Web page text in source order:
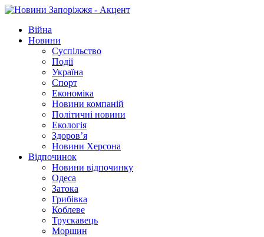
Війна
Новини
Суспільство
Події
Україна
Спорт
Економіка
Новини компаній
Політичні новини
Екологія
Здоров’я
Новини Херсона
Відпочинок
Новини відпочинку
Одеса
Затока
Грибівка
Коблеве
Трускавець
Моршин